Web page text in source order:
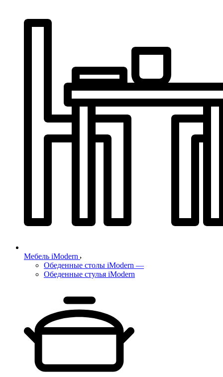
Мебель iModern
Обеденные столы iModern —
Обеденные стулья iModern